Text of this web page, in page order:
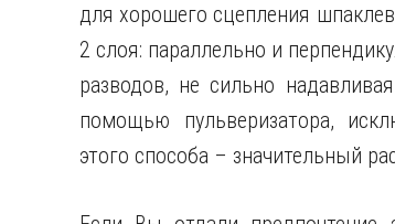
для хорошего сцепления
2 слоя: параллельно и
разводов, не сильно
помощью пульверизатора,
этого способа – значительный